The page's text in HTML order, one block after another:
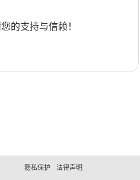
的支持与信赖！
隐私保护 法律声明